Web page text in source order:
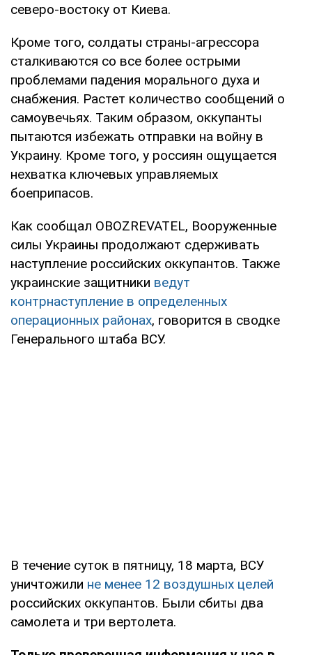
северо-востоку от Киева.
Кроме того, солдаты страны-агрессора
сталкиваются со все более острыми
проблемами падения морального духа и
снабжения. Растет количество сообщений о
самоувечьях. Таким образом, оккупанты
пытаются избежать отправки на войну в
Украину. Кроме того, у россиян ощущается
нехватка ключевых управляемых
боеприпасов.
Как сообщал OBOZREVATEL, Вооруженные
силы Украины продолжают сдерживать
наступление российских оккупантов. Также
украинские защитники ведут
контрнаступление в определенных
операционных районах, говорится в сводке
Генерального штаба ВСУ.
В течение суток в пятницу, 18 марта, ВСУ
уничтожили не менее 12 воздушных целей
российских оккупантов. Были сбиты два
самолета и три вертолета.